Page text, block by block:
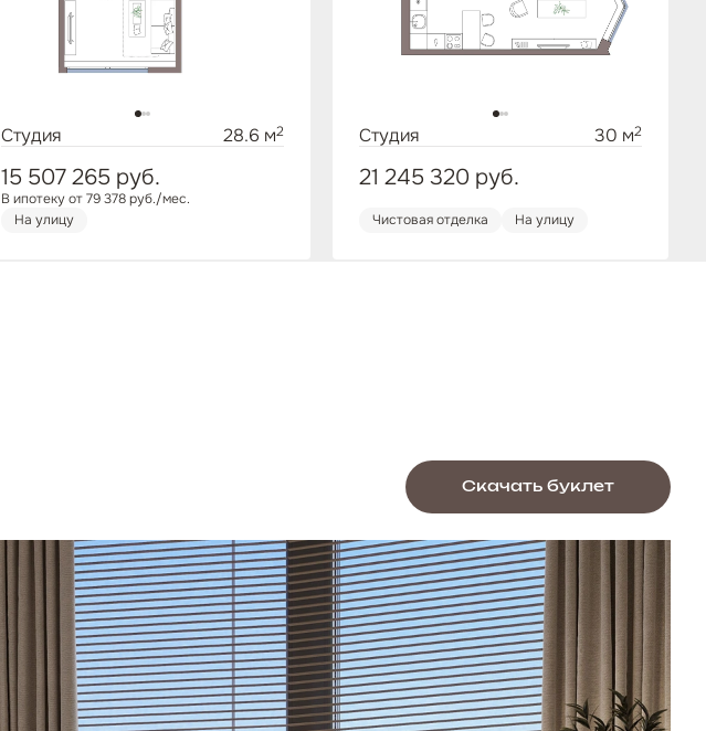
Студия 28.6 м2
15 507 265 руб.
В ипотеку от 79 378 руб./мес.
На улицу
Студия 30 м2
21 245 320 руб.
Чистовая отделка На улицу
Скачать буклет